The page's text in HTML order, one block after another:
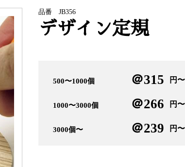
品番 JB356
デザイン定規
500〜1000個 ＠315 円〜
1000〜3000個 ＠266 円〜
3000個〜 ＠239 円〜